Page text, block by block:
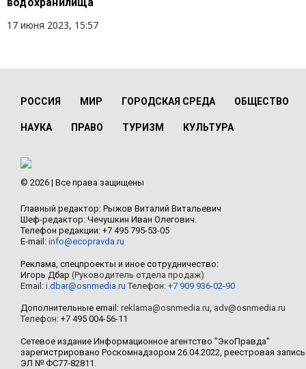
17 июня 2023, 15:57
РОССИЯ МИР ГОРОДСКАЯ СРЕДА ОБЩЕСТВО
НАУКА ПРАВО ТУРИЗМ КУЛЬТУРА
© 2026 | Все права защищены
Главный редактор: Рыжов Виталий Витальевич
Шеф-редактор: Чечушкин Иван Олегович.
Телефон редакции: +7 495 795-53-05
E-mail: info@ecopravda.ru
Реклама, спецпроекты и иное сотрудничество:
Игорь Дбар (Руководитель отдела продаж)
Email: i.dbar@osnmedia.ru Телефон: +7 909 936-02-90
Дополнительные email: reklama@osnmedia.ru, adv@osnmedia.ru
Телефон: +7 495 004-56-11
Сетевое издание Информационное агентство "ЭкоПравда"
зарегистрировано Роскомнадзором 26.04.2022, реестровая запись
ЭЛ № ФС77-82811.